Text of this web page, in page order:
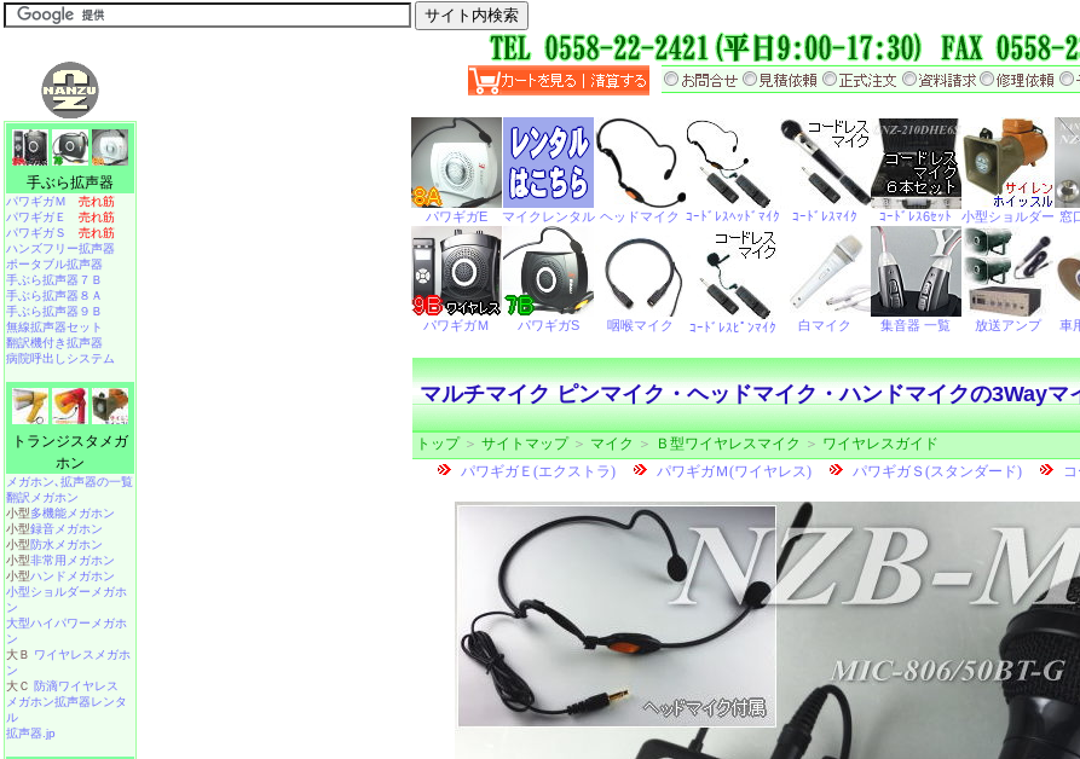
マルチマイク ピンマイク・ヘッドマイク・ハンドマイクの3Wayマ
トップ＞ サイトマップ＞ マイク ＞ Ｂ型ワイヤレスマイク ＞ ワイヤレスガイド
手ぶら拡声器
パワギガＭ 売れ筋
パワギガＥ 売れ筋
パワギガＳ 売れ筋
ハンズフリー拡声器
ポータブル拡声器
手ぶら拡声器７Ｂ
手ぶら拡声器８Ａ
手ぶら拡声器９Ｂ
無線拡声器セット
翻訳機付き拡声器
病院呼出しシステム
トランジスタメガ
ホン
メガホン､拡声器の一覧
翻訳メガホン
小型多機能メガホン
小型録音メガホン
小型防水メガホン
小型非常用メガホン
小型ハンドメガホン
小型ショルダーメガホ
ン
大型ハイパワーメガホ
ン
大Ｂ ワイヤレスメガホ
ン
大Ｃ 防滴ワイヤレス
メガホン拡声器レンタ
ル
拡声器.jp